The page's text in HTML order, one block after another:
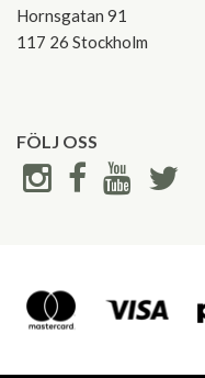
Hornsgatan 91
117 26 Stockholm
FÖLJ OSS